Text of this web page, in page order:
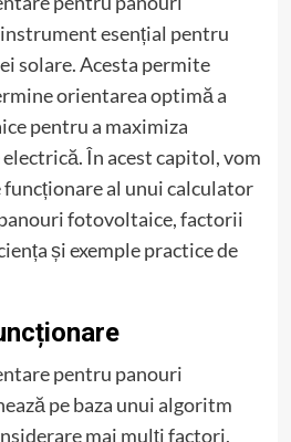
esențial pentru
solare. Acesta permite
orientarea optimă a
pentru a maximiza
În acest capitol, vom
al unui calculator
fotovoltaice, factorii
și exemple practice de
pentru panouri
pe baza unui algoritm
mai mulți factori,